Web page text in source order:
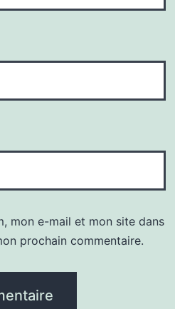
mon e-mail et mon site dans
prochain commentaire.